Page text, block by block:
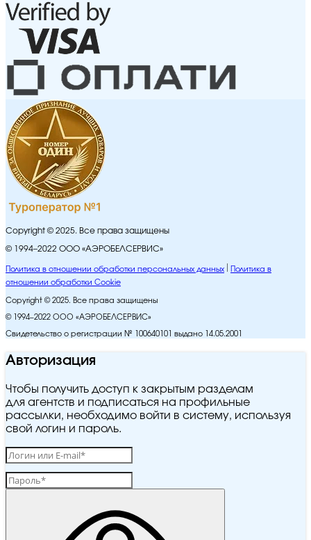
Copyright © 2025. Все права защищены
© 1994–2022 ООО «АЭРОБЕЛСЕРВИС»
Политика в отношении обработки персональных данных
Политика в
отношении обработки Cookie
Copyright © 2025. Все права защищены
© 1994–2022 ООО «АЭРОБЕЛСЕРВИС»
Свидетельство о регистрации № 100640101 выдано 14.05.2001
Авторизация
Чтобы получить доступ к закрытым разделам
для агентств и подписаться на профильные
рассылки, необходимо войти в систему, используя
свой логин и пароль.